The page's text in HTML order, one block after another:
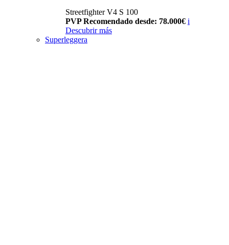
Streetfighter V4 S 100
PVP Recomendado desde: 78.000€ i
Descubrir más
Superleggera